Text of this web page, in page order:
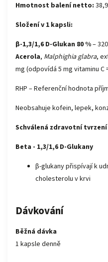
Hmotnost balení netto:
Složení v 1 kapsli:
β-1,3/1,6 D-Glukan 80 %–
Acerola, Malphighia glabra,
mg (odpovídá 5 mg vitaminu C
RHP – Referenční hodnota
Neobsahuje kofein, lepek,
Schválená zdravotní
Beta - 1,3/1,6 D-Glukany
β-glukany přispívají k
cholesterolu v krvi
Dávkování
Běžná dávka
1 kapsle denně